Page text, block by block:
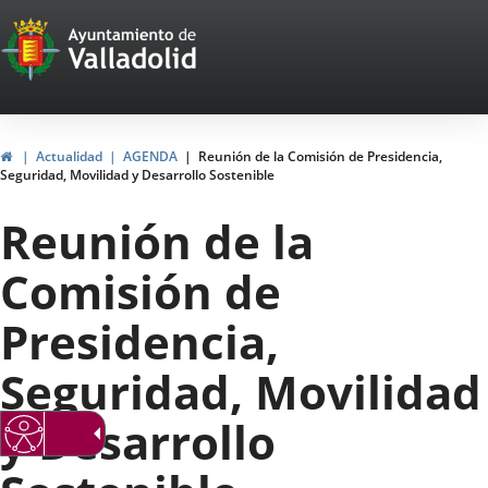
Portal
Web
del
Ayuntamiento
de
Valladolid
InicioActualidad AGENDA
Reunión de la Comisión de Presidencia,
Seguridad, Movilidad y Desarrollo Sostenible
Reunión de la
Comisión de
Presidencia,
Seguridad, Movilidad
y Desarrollo